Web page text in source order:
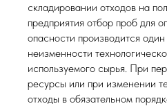
складировании отходов на
предприятия отбор проб для
опасности производится
неизменности
используемого сырья. При
ресурсы или при изменении
отходы в обязательном